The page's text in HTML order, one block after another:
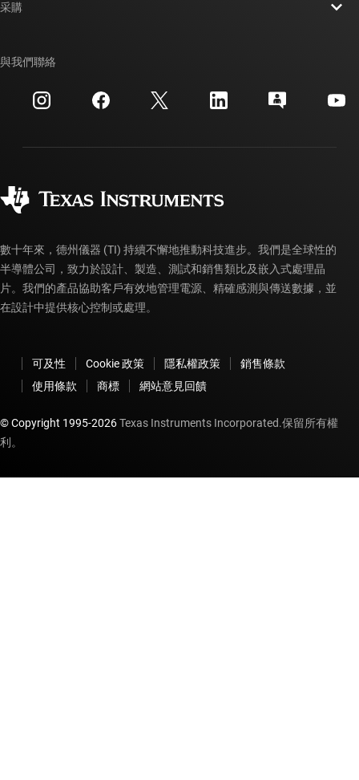
投資人關系
製造
交互參考搜索
客戶支援中心
myTI 帳戶常見問題解答
采購
訂購 FAQ
與我們聯絡
數十年來，德州儀器 (TI) 持續不懈地推動科技進步。我們是全球性的
半導體公司，致力於設計、製造、測試和銷售類比及嵌入式處理晶
片。我們的產品協助客戶有效地管理電源、精確感測與傳送數據，並
在設計中提供核心控制或處理。
可及性 Cookie 政策 隱私權政策
銷售條款
使用條款
商標 網站意見回饋
© Copyright 1995-2026Texas Instruments Incorporated.保留所有權
利。